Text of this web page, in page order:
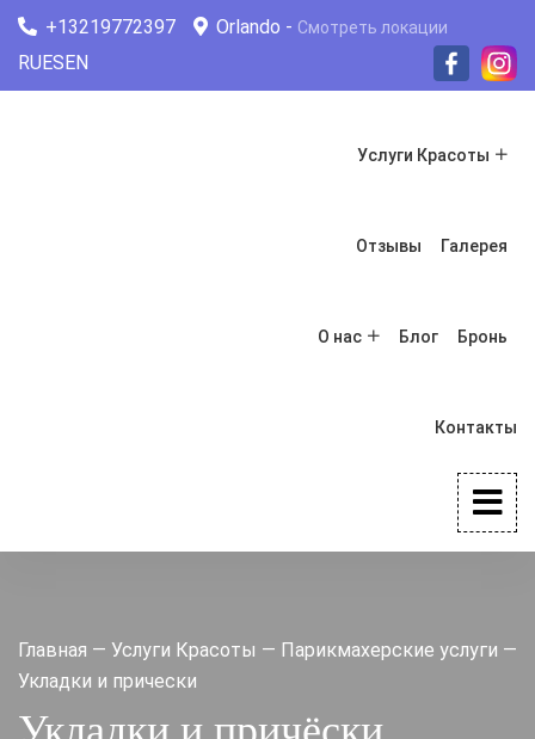
+13219772397 Orlando - Смотреть локации
RUESEN
Услуги Красоты
Отзывы Галерея
О нас Блог Бронь
Контакты
Главная — Услуги Красоты — Парикмахерские услуги —
Укладки и прически